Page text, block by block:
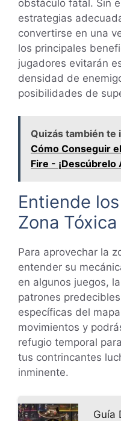
obstáculo fatal. Sin
estrategias
convertirse en una
los principales
jugadores evitarán
densidad de
posibilidades de
Quizás también te
Cómo Conseguir
Fire - ¡Descúbrelo
Entiende
Zona Tóxica
Para aprovechar la
entender su
en algunos juegos,
patrones
específicas del
movimientos y
refugio temporal
tus contrincantes
inminente.
Guía